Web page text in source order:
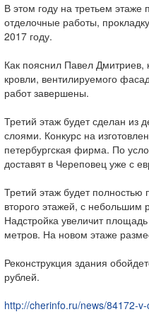
В этом году на третьем этаже
отделочные работы,
2017 году.
Как пояснил Павел Дмитриев,
кровли, вентилируемого
работ завершены.
Третий этаж будет сделан из
слоями. Конкурс на
петербургская фирма. По
доставят в Череповец уже с
Третий этаж будет полностью
второго этажей, с
Надстройка увеличит
метров. На новом этаже
Реконструкция здания
рублей.
http://cherinfo.ru/news/84172-